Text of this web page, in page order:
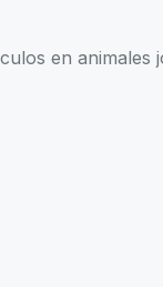
en animales